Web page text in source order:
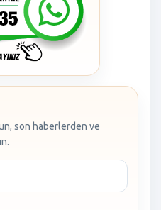
son haberlerden ve